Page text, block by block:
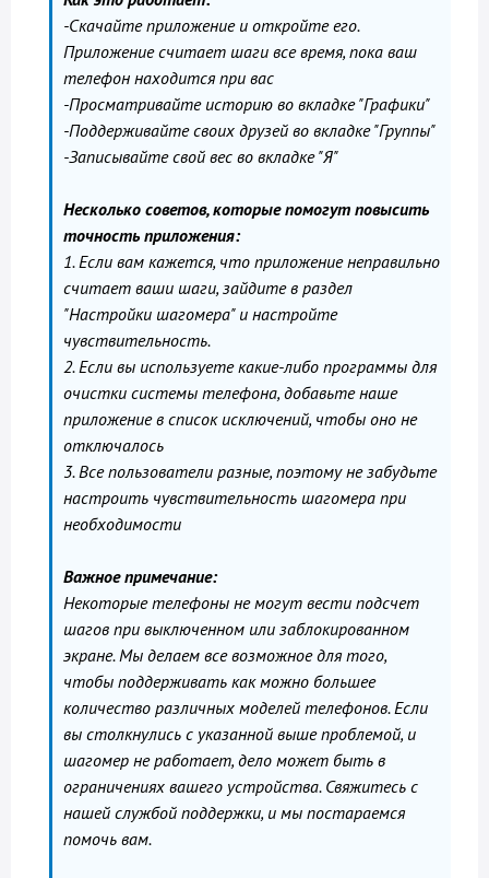
-Скачайте приложение и откройте его.
Приложение считает шаги все время, пока ваш
телефон находится при вас
-Просматривайте историю во вкладке "Графики"
-Поддерживайте своих друзей во вкладке "Группы"
-Записывайте свой вес во вкладке "Я"
Несколько советов, которые помогут повысить
точность приложения:
1. Если вам кажется, что приложение неправильно
считает ваши шаги, зайдите в раздел
"Настройки шагомера" и настройте
чувствительность.
2. Если вы используете какие-либо программы для
очистки системы телефона, добавьте наше
приложение в список исключений, чтобы оно не
отключалось
3. Все пользователи разные, поэтому не забудьте
настроить чувствительность шагомера при
необходимости
Важное примечание:
Некоторые телефоны не могут вести подсчет
шагов при выключенном или заблокированном
экране. Мы делаем все возможное для того,
чтобы поддерживать как можно большее
количество различных моделей телефонов. Если
вы столкнулись с указанной выше проблемой, и
шагомер не работает, дело может быть в
ограничениях вашего устройства. Свяжитесь с
нашей службой поддержки, и мы постараемся
помочь вам.